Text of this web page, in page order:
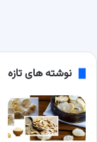
نوشته های تازه